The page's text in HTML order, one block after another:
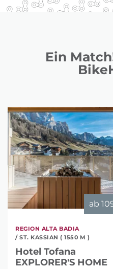
Ein
ab
REGION ALTA BADIA
/ ST. KASSIAN ( 1550 M )
Hotel Tofana
EXPLORER'S HOME